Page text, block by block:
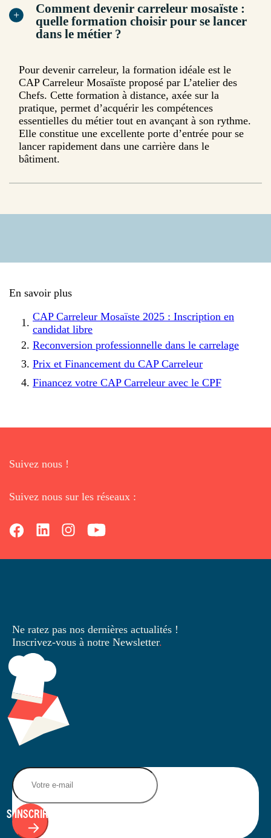
Comment devenir carreleur mosaïste :
quelle formation choisir pour se lancer
dans le métier ?
Pour devenir carreleur, la formation idéale est le
CAP Carreleur Mosaïste proposé par L’atelier des
Chefs. Cette formation à distance, axée sur la
pratique, permet d’acquérir les compétences
essentielles du métier tout en avançant à son rythme.
Elle constitue une excellente porte d’entrée pour se
lancer rapidement dans une carrière dans le
bâtiment.
En savoir plus
CAP Carreleur Mosaïste 2025 : Inscription en
candidat libre
Reconversion professionnelle dans le carrelage
Prix et Financement du CAP Carreleur
Financez votre CAP Carreleur avec le CPF
Suivez nous !
Suivez nous sur les réseaux :
Ne ratez pas nos dernières actualités !
Inscrivez-vous à notre Newsletter.
S'INSCRIRE